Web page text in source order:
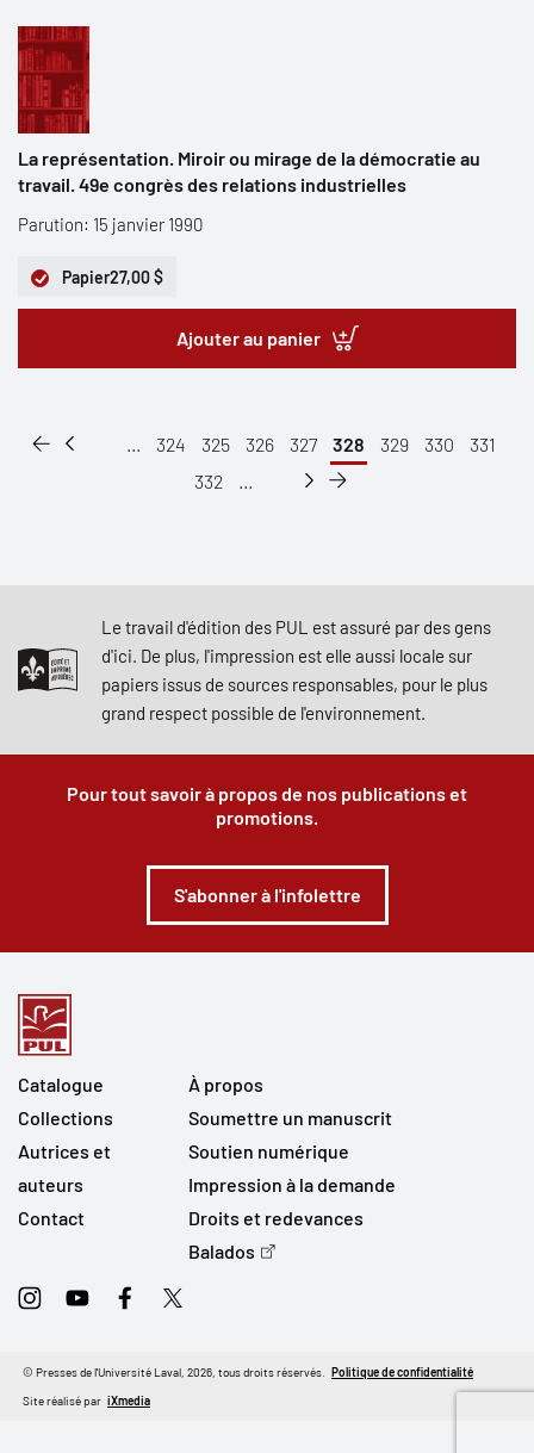
La représentation. Miroir ou mirage de la démocratie au
travail. 49e congrès des relations industrielles
Parution: 15 janvier 1990
Papier27,00 $
Ajouter au panier
... 324 325 326 327 328 329 330
331
332
...
Le travail d'édition des PUL est assuré par des gens
d'ici. De plus, l'impression est elle aussi locale sur
papiers issus de sources responsables, pour le plus
grand respect possible de l'environnement.
Pour tout savoir à propos de nos publications et
promotions.
S'abonner à l'infolettre
Catalogue
Collections
Autrices et
auteurs
Contact
À propos
Soumettre un manuscrit
Soutien numérique
Impression à la demande
Droits et redevances
Balados
InstagramYoutubeFacebookTwitter
Site réalisé par iXmedia
© Presses de l'Université Laval, 2026, tous droits réservés. Politique de confidentialité